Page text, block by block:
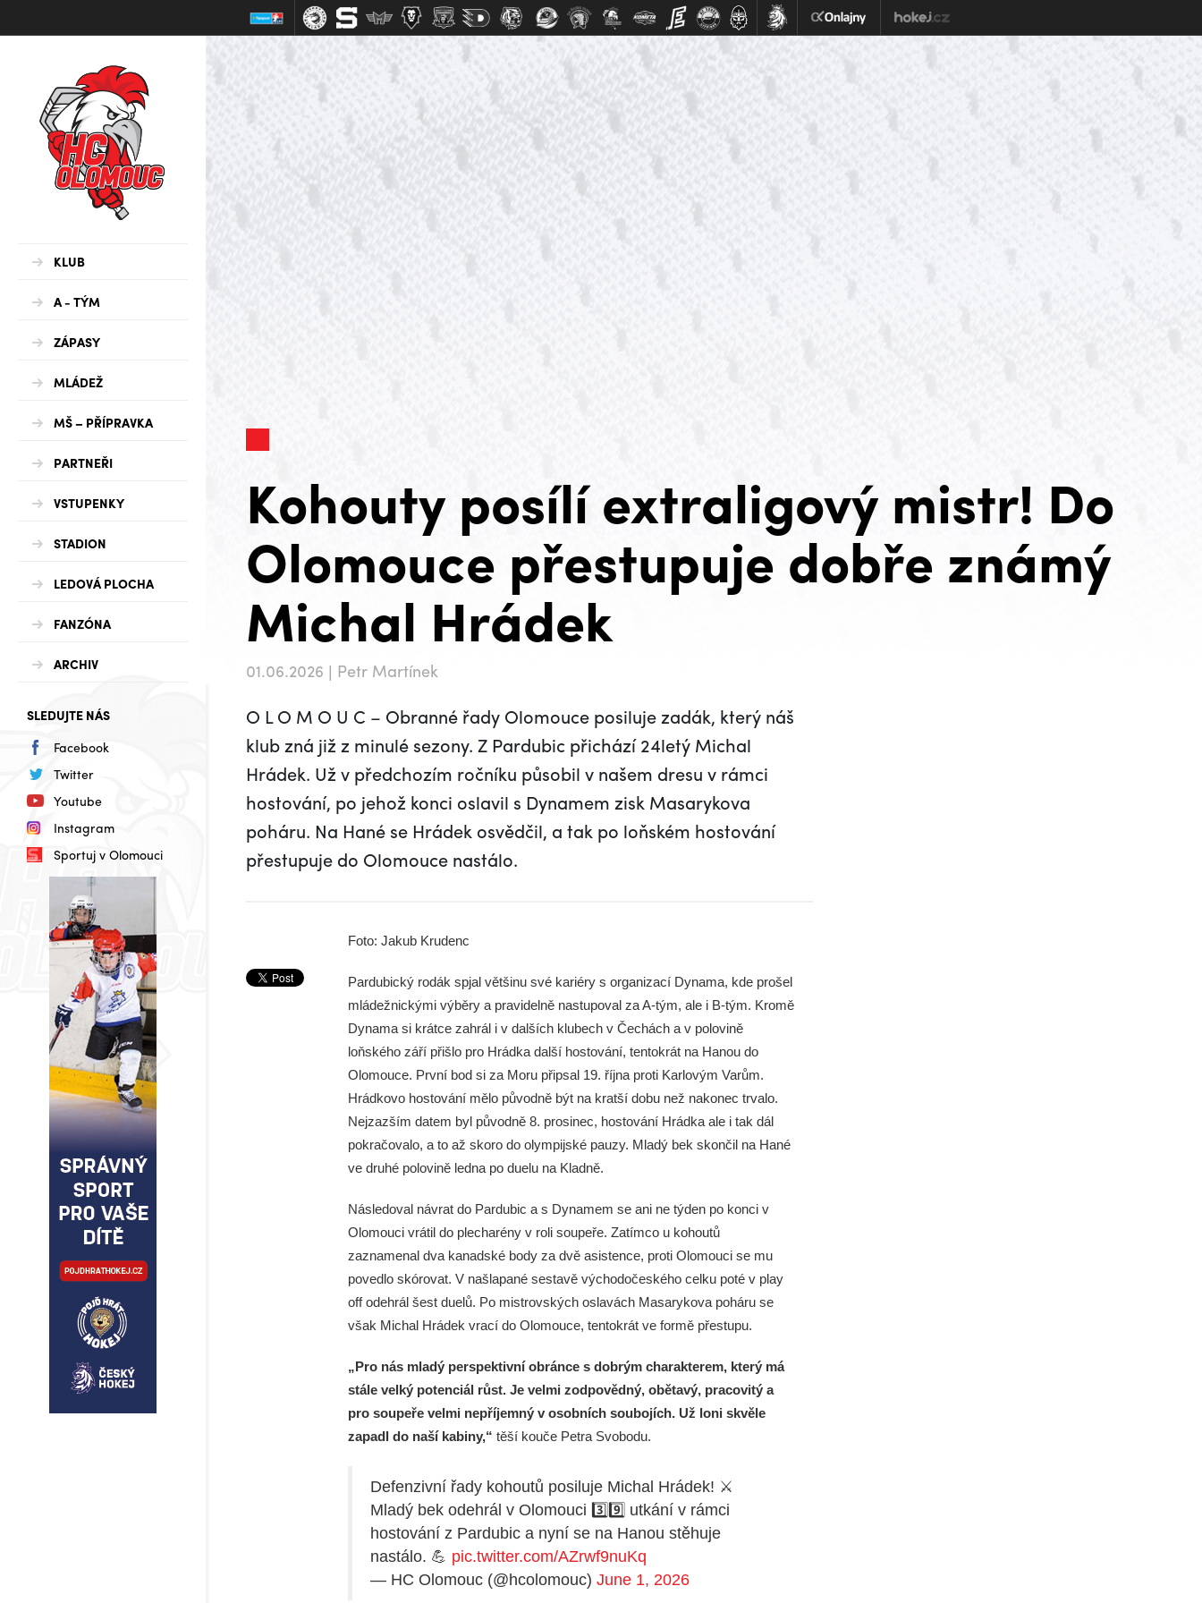
KLUB
A - TÝM
ZÁPASY
MLÁDEŽ
MŠ – PŘÍPRAVKA
PARTNEŘI
VSTUPENKY
STADION
LEDOVÁ PLOCHA
FANZÓNA
ARCHIV
SLEDUJTE NÁS
Facebook
Twitter
Youtube
Instagram
Sportuj v Olomouci
Kohouty posílí extraligový mistr! Do
Olomouce přestupuje dobře známý
Michal Hrádek
01.06.2026 | Petr Martínek
O L O M O U C – Obranné řady Olomouce posiluje zadák, který náš
klub zná již z minulé sezony. Z Pardubic přichází 24letý Michal
Hrádek. Už v předchozím ročníku působil v našem dresu v rámci
hostování, po jehož konci oslavil s Dynamem zisk Masarykova
poháru. Na Hané se Hrádek osvědčil, a tak po loňském hostování
přestupuje do Olomouce nastálo.
Foto: Jakub Krudenc
Pardubický rodák spjal většinu své kariéry s organizací Dynama, kde prošel
mládežnickými výběry a pravidelně nastupoval za A-tým, ale i B-tým. Kromě
Dynama si krátce zahrál i v dalších klubech v Čechách a v polovině
loňského září přišlo pro Hrádka další hostování, tentokrát na Hanou do
Olomouce. První bod si za Moru připsal 19. října proti Karlovým Varům.
Hrádkovo hostování mělo původně být na kratší dobu než nakonec trvalo.
Nejzazším datem byl původně 8. prosinec, hostování Hrádka ale i tak dál
pokračovalo, a to až skoro do olympijské pauzy. Mladý bek skončil na Hané
ve druhé polovině ledna po duelu na Kladně.
Následoval návrat do Pardubic a s Dynamem se ani ne týden po konci v
Olomouci vrátil do plecharény v roli soupeře. Zatímco u kohoutů
zaznamenal dva kanadské body za dvě asistence, proti Olomouci se mu
povedlo skórovat. V našlapané sestavě východočeského celku poté v play
off odehrál šest duelů. Po mistrovských oslavách Masarykova poháru se
však Michal Hrádek vrací do Olomouce, tentokrát ve formě přestupu.
„Pro nás mladý perspektivní obránce s dobrým charakterem, který má
stále velký potenciál růst. Je velmi zodpovědný, obětavý, pracovitý a
pro soupeře velmi nepříjemný v osobních soubojích. Už loni skvěle
zapadl do naší kabiny,“ těší kouče Petra Svobodu.
Defenzivní řady kohoutů posiluje Michal Hrádek! ⚔
Mladý bek odehrál v Olomouci 3️⃣9️⃣ utkání v rámci
hostování z Pardubic a nyní se na Hanou stěhuje
nastálo. 💪 pic.twitter.com/AZrwf9nuKq
— HC Olomouc (@hcolomouc)June 1, 2026